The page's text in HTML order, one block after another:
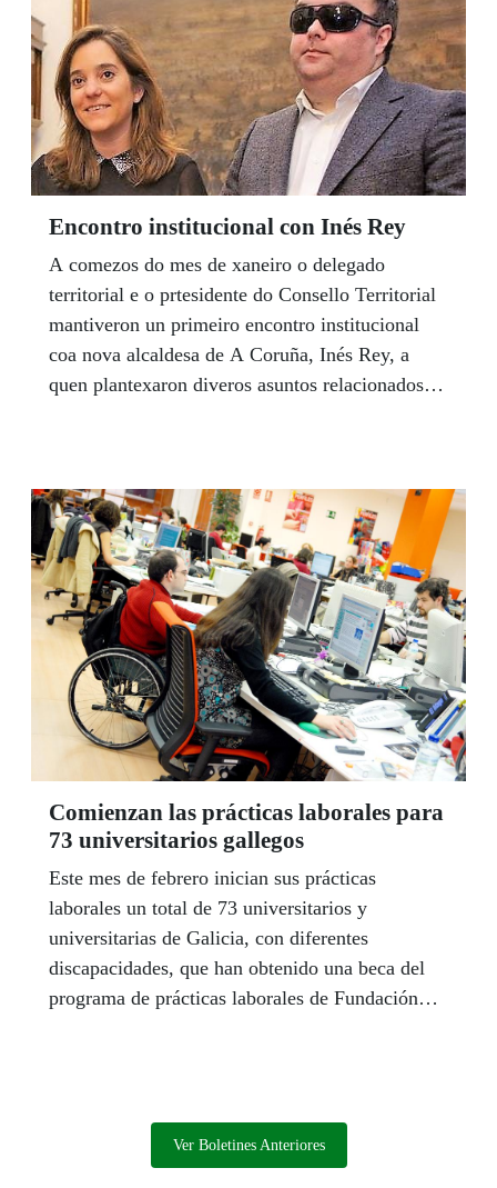
permitan la autonomía personal de las personas
ciegas. En Galicia, entre otras actividades, el
Centro de Recursos Educativos de la ONCE -
CRE- en Pontevedra celebró un curso de braille
para familias de alumnos con ceguera.
Encontro institucional con Inés Rey
A comezos do mes de xaneiro o delegado
territorial e o prtesidente do Consello Territorial
mantiveron un primeiro encontro institucional
coa nova alcaldesa de A Coruña, Inés Rey, a
quen plantexaron diveros asuntos relacionados
nos que levan anos traballando en colaboración a
ONCE e o Concello e abriron outras vías de
colaboración no futuro próximo.
Comienzan las prácticas laborales para
73 universitarios gallegos
Este mes de febrero inician sus prácticas
laborales un total de 73 universitarios y
universitarias de Galicia, con diferentes
discapacidades, que han obtenido una beca del
programa de prácticas laborales de Fundación
Europeo en el marco del Programa Operativo de
Inclusión Social y Economía Social 2014-2020.
Ver Boletines Anteriores